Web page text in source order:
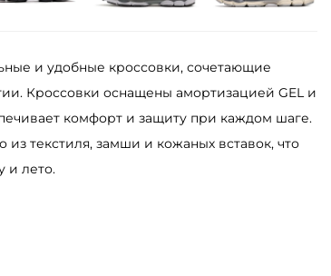
и удобные кроссовки, сочетающие
Кроссовки оснащены амортизацией GEL и
комфорт и защиту при каждом шаге.
текстиля, замши и кожаных вставок, что
и лето.